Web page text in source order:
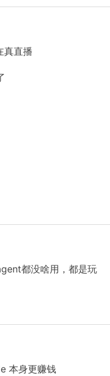
视此刻的生活。 这是
以有变好的念头，但
，锻炼了，瘦了；努
与合伙人的配合一切
一起能创造更大的价
抽丝剥茧的创业生活
好今天，不想昨天的
真直播
都没啥用，都是玩
本身更赚钱